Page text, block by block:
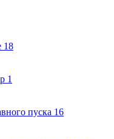
18
1
пуска 16